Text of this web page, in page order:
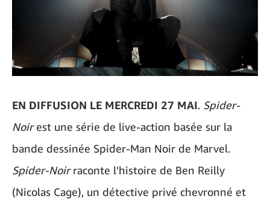
EN DIFFUSION LE MERCREDI 27 MAI. Spider-
Noirest une série de live-action basée sur la
bande dessinée Spider-Man Noir de Marvel.
Spider-Noirraconte l'histoire de Ben Reilly
(Nicolas Cage), un détective privé chevronné et